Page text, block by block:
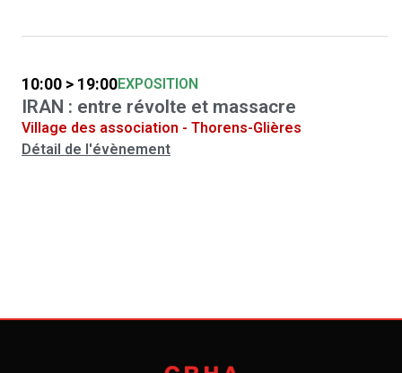
10:00 > 19:00EXPOSITION
IRAN : entre révolte et massacre
Village des association - Thorens-Glières
Détail de l'évènement